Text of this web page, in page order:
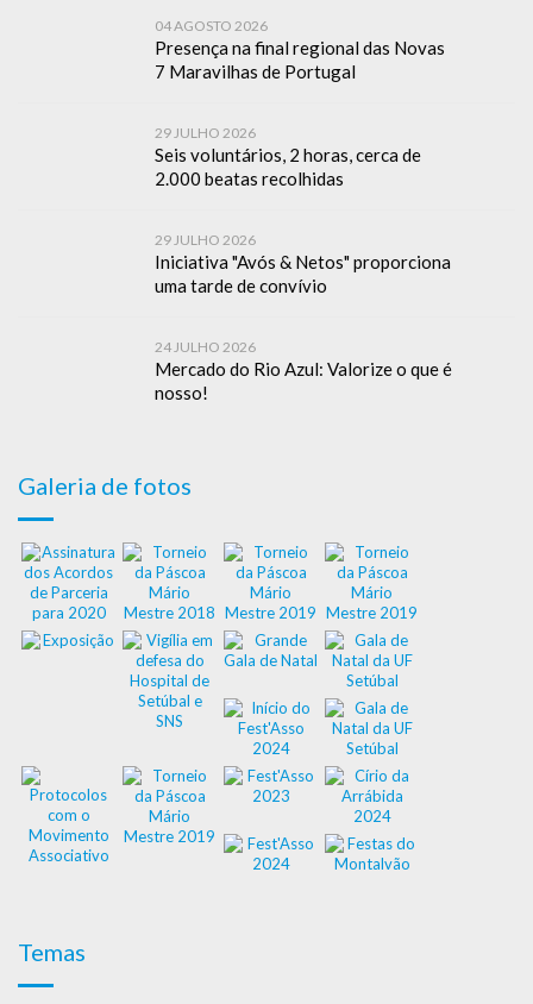
04 AGOSTO 2026
Presença na final regional das Novas
7 Maravilhas de Portugal
29 JULHO 2026
Seis voluntários, 2 horas, cerca de
2.000 beatas recolhidas
29 JULHO 2026
Iniciativa "Avós & Netos" proporciona
uma tarde de convívio
24 JULHO 2026
Mercado do Rio Azul: Valorize o que é
nosso!
Galeria de fotos
Temas